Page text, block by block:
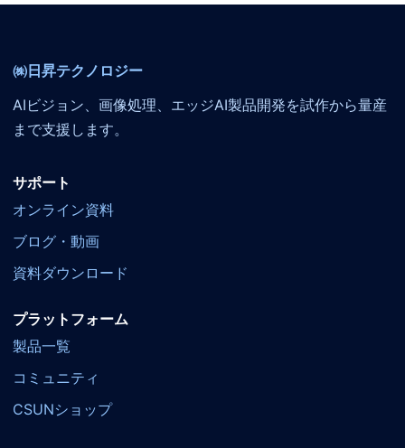
㈱日昇テクノロジー
AIビジョン、画像処理、エッジAI製品開発を試作から量産
まで支援します。
サポート
オンライン資料
ブログ・動画
資料ダウンロード
プラットフォーム
製品一覧
コミュニティ
CSUNショップ